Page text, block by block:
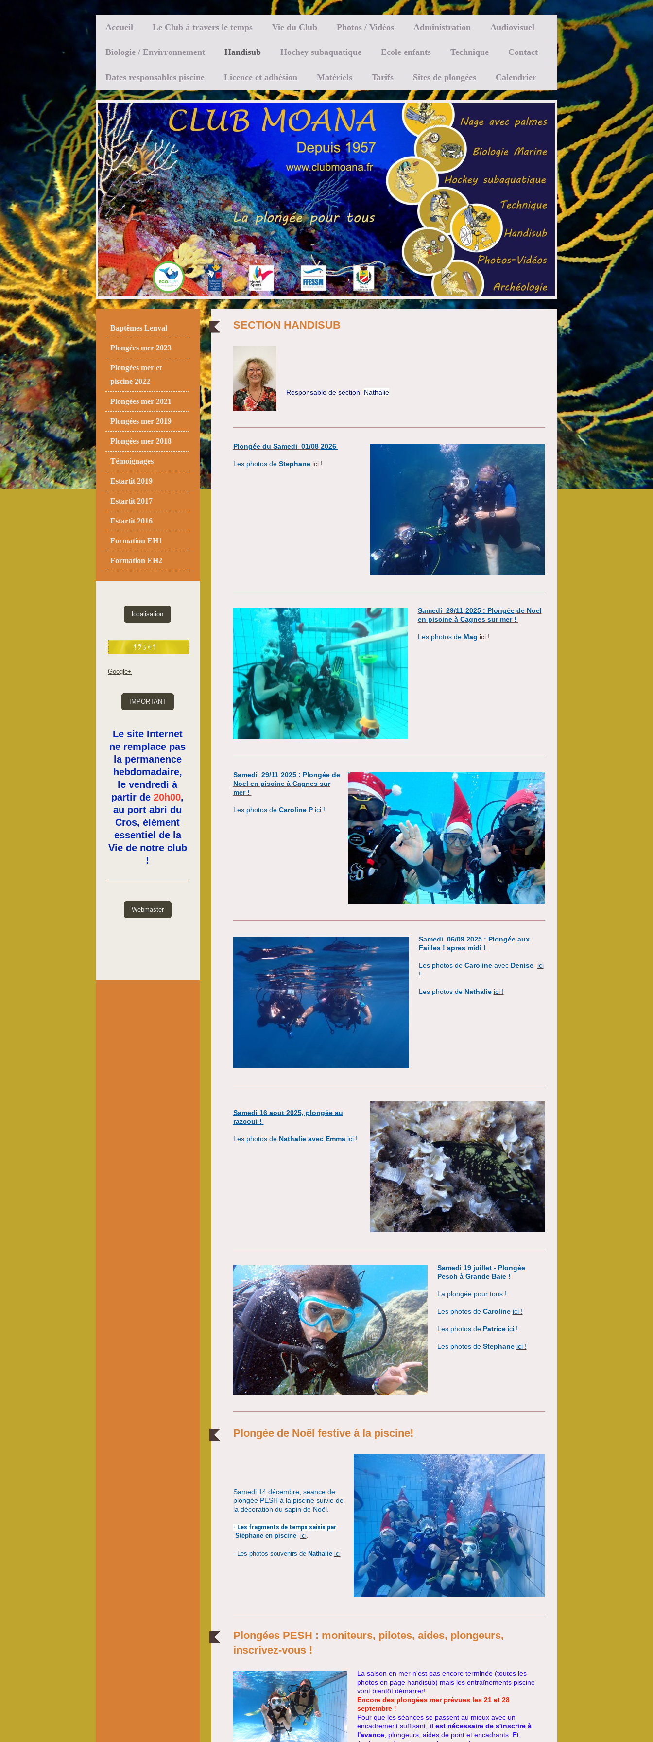
Accueil Le Club à travers le temps Vie du Club Photos / Vidéos Administration Audiovisuel
Biologie / Envirronnement Handisub Hochey subaquatique Ecole enfants Technique Contact
Dates responsables piscine Licence et adhésion Matériels Tarifs Sites de plongées Calendrier
SECTION HANDISUB
Responsable de section: Nathalie
Plongée du Samedi 01/08 2026
Les photos de Stephane ici !
Samedi 29/11 2025 : Plongéede Noel
en piscine à Cagnes sur mer !
Les photos de Mag ici !
Samedi 29/11 2025 : Plongéede
Noel en piscine à Cagnes sur
mer !
Les photos de Caroline P ici !
Samedi 06/09 2025 : Plongéeaux
Failles ! apres midi !
Les photos de Carolineavec Denise ici
!
Les photos de Nathalie ici !
Samedi 16 aout 2025, plongée au
razcoui !
Les photos de Nathalie avec Emma ici !
Samedi 19 juillet - Plongée
Pesch à Grande Baie !
La plongée pour tous !
Les photos de Caroline ici !
Les photos de Patrice ici !
Les photos de Stephane ici !
Plongée de Noël festive à la piscine!
Samedi 14 décembre, séance de
plongée PESH à la piscine suivie de
la décoration du sapin de Noël.
- Les fragments de temps saisis par
Stéphane en piscine ici.
- Les photos souvenirs de Nathalie ici
Plongées PESH : moniteurs, pilotes, aides, plongeurs,
inscrivez-vous !
La saison en mer n'est pas encore terminée (toutes les
photos en page handisub) mais les entraînements piscine
vont bientôt démarrer!
Encore des plongées mer prévues les 21 et 28
septembre !
Pour que les séances se passent au mieux avec un
encadrement suffisant, il est nécessaire de s'inscrire à
l'avance, plongeurs, aides de pont et encadrants. Et
Baptêmes Lenval
Plongées mer 2023
Plongées mer et
piscine 2022
Plongées mer 2021
Plongées mer 2019
Plongées mer 2018
Témoignages
Estartit 2019
Estartit 2017
Estartit 2016
Formation EH1
Formation EH2
localisation
Google+
IMPORTANT
Le site Internet
ne remplace pas
la permanence
hebdomadaire,
le vendredi à
partir de 20h00,
au port abri du
Cros, élément
essentiel de la
Vie de notre club
!
Webmaster